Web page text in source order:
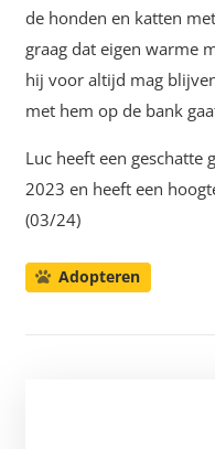
de honden en katten
graag dat eigen warme
hij voor altijd mag
met hem op de bank
Luc heeft een
2023 en heeft een
(03/24)
Adopteren